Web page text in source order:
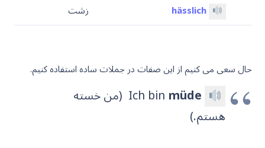
hässlich
زشت
حال سعی می کنیم از این صفات در جملات ساده استفاده کنیم.
Ich binmüde
(من خسته
هستم.)